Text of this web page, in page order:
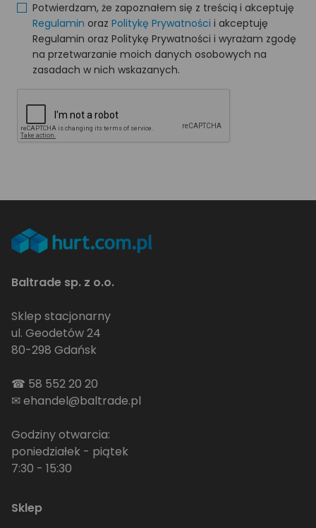
Potwierdzam, że zapoznałem się z treścią i akceptuję
Regulamin oraz Politykę Prywatności i akceptuję
Regulamin oraz Politykę Prywatności i wyrażam zgodę
na przetwarzanie moich danych osobowych na
zasadach w nich wskazanych.
Baltrade sp. z o.o.
Sklep stacjonarny
ul. Geodetów 24
80-298 Gdańsk
☎ 58 552 20 20
✉ehandel@baltrade.pl
Godziny otwarcia:
poniedziałek - piątek
7:30 - 15:30
Sklep